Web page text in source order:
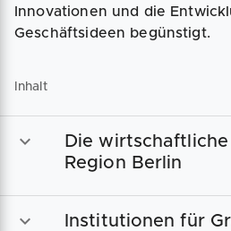
Innovationen und die
Geschäftsideen begünstigt.
Inhalt
Die
Region Berlin
Institutionen für